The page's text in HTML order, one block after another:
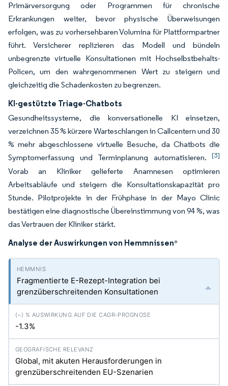
Primärversorgung oder Programmen für chronische
Erkrankungen weiter, bevor physische Überweisungen
erfolgen, was zu vorhersehbaren Volumina für Plattformpartner
führt. Versicherer replizieren das Modell und bündeln
unbegrenzte virtuelle Konsultationen mit Hochselbstbehalts-
Policen, um den wahrgenommenen Wert zu steigern und
gleichzeitig die Schadenkosten zu begrenzen.
KI-gestützte Triage-Chatbots
Gesundheitssysteme, die konversationelle KI einsetzen,
verzeichnen 35 % kürzere Warteschlangen in Callcentern und 30
% mehr abgeschlossene virtuelle Besuche, da Chatbots die
Symptomerfassung und Terminplanung automatisieren. [3]
Vorab an Kliniker gelieferte Anamnesen optimieren
Arbeitsabläufe und steigern die Konsultationskapazität pro
Stunde. Pilotprojekte in der Frühphase in der Mayo Clinic
bestätigen eine diagnostische Übereinstimmung von 94 %, was
das Vertrauen der Kliniker stärkt.
Analyse der Auswirkungen von Hemmnissen*
Fragmentierte E-Rezept-Integration bei
grenzüberschreitenden Konsultationen
-1.3%
Global, mit akuten Herausforderungen in
grenzüberschreitenden EU-Szenarien